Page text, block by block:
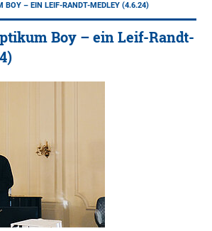
BOY – EIN LEIF-RANDT-MEDLEY (4.6.24)
Boy – ein Leif-Randt-